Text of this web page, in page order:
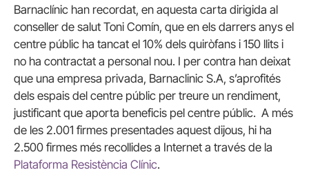
Barnaclínic han recordat, en aquesta carta dirigida al
conseller de salut Toni Comín, que en els darrers anys el
centre públic ha tancat el 10% dels quiròfans i 150 llits i
no ha contractat a personal nou. I per contra han deixat
que una empresa privada, Barnaclinic S.A, s’aprofités
dels espais del centre públic per treure un rendiment,
justificant que aporta beneficis pel centre públic. A més
de les 2.001 firmes presentades aquest dijous, hi ha
2.500 firmes més recollides a Internet a través de la
Plataforma Resistència Clínic.